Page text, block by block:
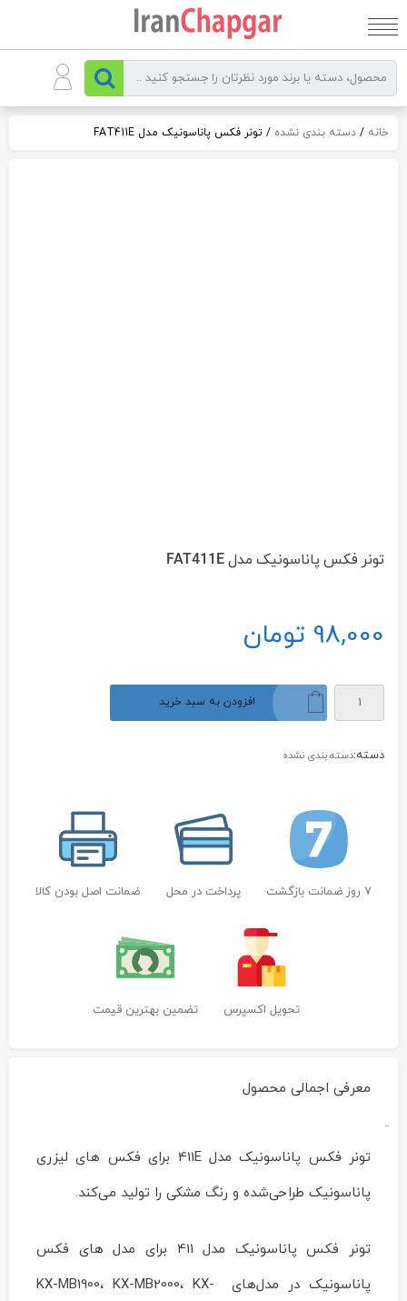
به
خانه / دسته بندی نشده / تونر فکس پاناسونیک مدل FAT411E
تونر فکس پاناسونیک مدل FAT411E
98,000 تومان
تونر
فکس
پاناسونیک
FAT411E
افزودن به سبد خرید
دسته:دسته بندی نشده
7 روز ضمانت بازگشت پرداخت در محل ضمانت اصل بودن کالا
تحویل اکسپرس تضمین بهترین قیمت
معرفی اجمالی محصول
تونر
پاناسونیک
FAT411EReviewed
های
ایران
تونر فکس پاناسونیک مدل 411E برای فکس های لیزری
پاناسونیک طراحی‌شده و رنگ مشکی را تولید می‌کند.
تونر فکس پاناسونیک مدل 411 برای مدل های فکس
پاناسونیک در مدل‌های KX-MB1900، KX-MB2000، KX-